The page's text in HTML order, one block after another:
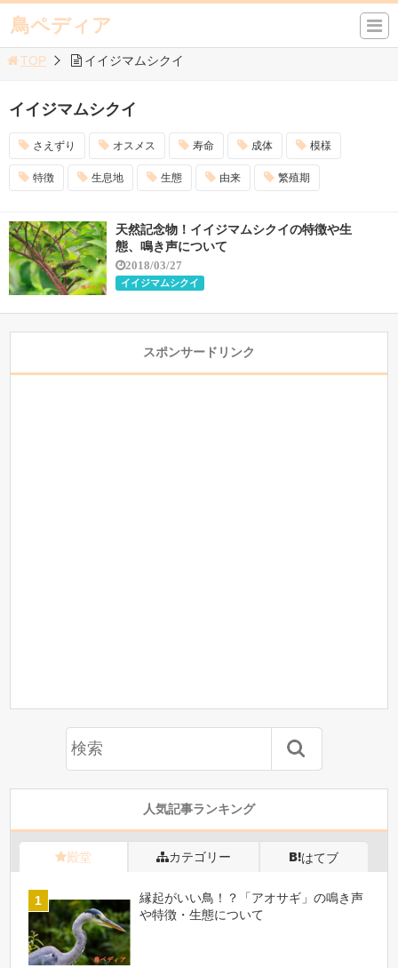
鳥ペディア
TOP イイジマムシクイ
イイジマムシクイ
さえずり オスメス 寿命 成体 模様
特徴 生息地 生態 由来 繁殖期
天然記念物！イイジマムシクイの特徴や生
態、鳴き声について
2018/03/27
イイジマムシクイ
スポンサードリンク
人気記事ランキング
殿堂 カテゴリー はてブ
縁起がいい鳥！？「アオサギ」の鳴き声
や特徴・生態について